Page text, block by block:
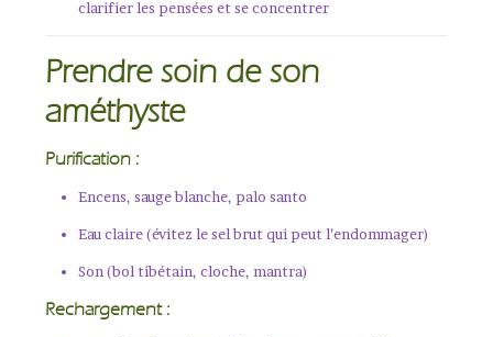
clarifier les pensées et se concentrer
Prendre soin de son
améthyste
Purification :
Encens, sauge blanche, palo santo
Eau claire (évitez le sel brut qui peut l’endommager)
Son (bol tibétain, cloche, mantra)
Rechargement :